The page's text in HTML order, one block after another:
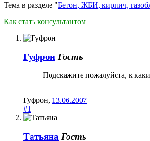
Тема в разделе "Бетон, ЖБИ, кирпич,
Как стать консультантом
Гуфрон Гость
Подскажите пожалуйста, к
Гуфрон, 13.06.2007
#1
Татьяна Гость